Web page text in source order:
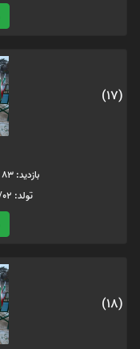
(17)
بازدید: 83 - کد متوفی: 5062819
تولد: 1338/05/02 فوت: 1360/11/16
(18)